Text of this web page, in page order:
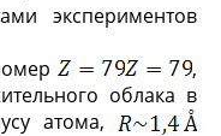
экспериментов
,
облака в
атома,